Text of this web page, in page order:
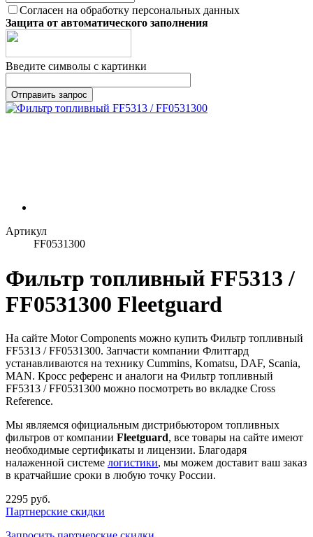
Согласен на обработку персональных данных
Защита от автоматического заполнения
Введите символы с картинки
Артикул
FF0531300
Фильтр топливный FF5313 /
FF0531300 Fleetguard
На сайте Motor Components можно купить Фильтр топливный
FF5313 / FF0531300. Запчасти компании Флитгард
устанавливаются на технику Cummins, Komatsu, DAF, Scania,
MAN. Кросс референс и аналоги на Фильтр топливный
FF5313 / FF0531300 можно посмотреть во вкладке Cross
Reference.
Мы являемся официальным дистрибьютором топливных
фильтров от компании Fleetguard, все товары на сайте имеют
необходимые сертификаты и лицензии. Благодаря
налаженной системе логистики, мы можем доставит ваш заказ
в кратчайшие сроки в любую точку России.
2295 руб.
Партнерские скидки